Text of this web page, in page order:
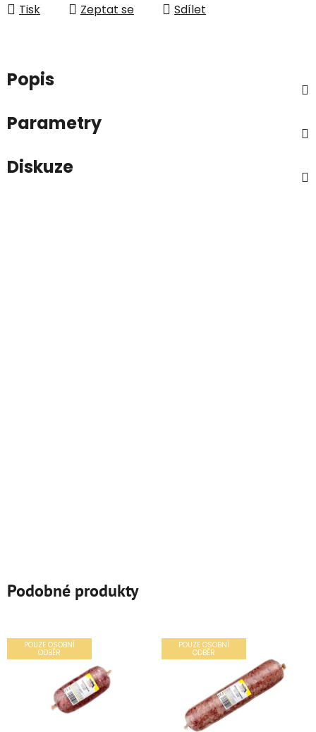
Tisk Zeptat se Sdílet
Popis
Parametry
Diskuze
Podobné produkty
POUZE OSOBNÍ
ODBĚR
POUZE OSOBNÍ
ODBĚR